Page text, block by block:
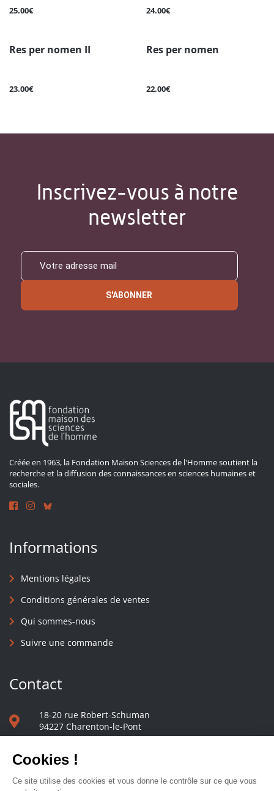
25.00€ 24.00€
Res per nomen II
23.00€
Res per nomen
22.00€
Inscrivez-vous à notre
newsletter
S'ABONNER
Créée en 1963, la Fondation Maison Sciences de l'Homme soutient la
recherche et la diffusion des connaissances en sciences humaines et
sociales.
Informations
Mentions légales
Conditions générales de ventes
Qui sommes-nous
Suivre une commande
Contact
18-20 rue Robert-Schuman
94227 Charenton-le-Pont